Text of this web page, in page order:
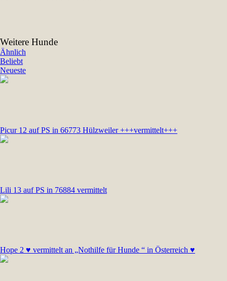
Weitere Hunde
Ähnlich
Beliebt
Neueste
Picur 12 auf PS in 66773 Hülzweiler +++vermittelt+++
Lili 13 auf PS in 76884 vermittelt
Hope 2 ♥ vermittelt an „Nothilfe für Hunde “ in Österreich ♥